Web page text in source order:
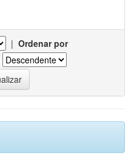
| Ordenar por